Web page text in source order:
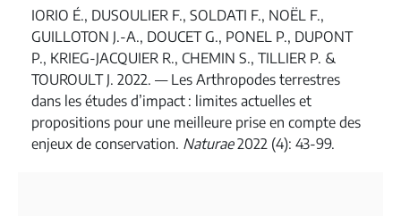
IORIO É., DUSOULIER F., SOLDATI F., NOËL F.,
GUILLOTON J.-A., DOUCET G., PONEL P., DUPONT
P., KRIEG-JACQUIER R., CHEMIN S., TILLIER P. &
TOUROULT J. 2022. — Les Arthropodes terrestres
dans les études d’impact : limites actuelles et
propositions pour une meilleure prise en compte des
enjeux de conservation. Naturae2022 (4): 43-99.